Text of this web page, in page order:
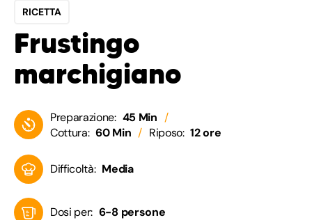
RICETTA
Frustingo
marchigiano
Preparazione: 45 Min
Cottura: 60 Min Riposo: 12 ore
Difficoltà: Media
Dosi per: 6-8 persone